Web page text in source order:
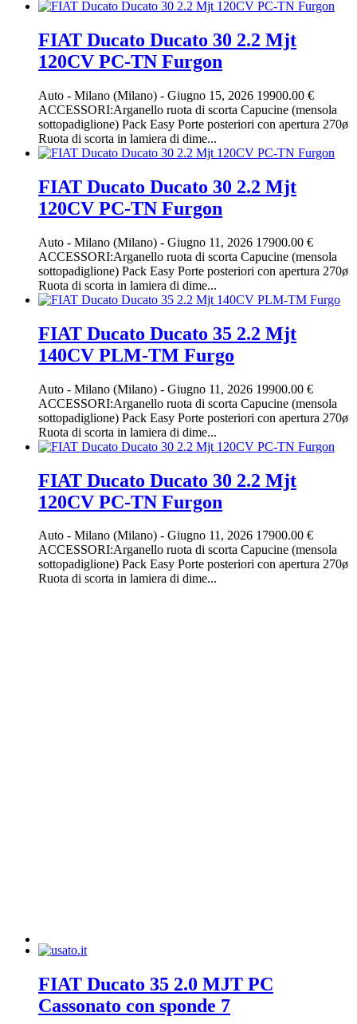
FIAT Ducato Ducato 30 2.2 Mjt
120CV PC-TN Furgon
Auto - Milano (Milano) - Giugno 15, 2026 19900.00 €
ACCESSORI:Arganello ruota di scorta Capucine (mensola
sottopadiglione) Pack Easy Porte posteriori con apertura 270ø
Ruota di scorta in lamiera di dime...
FIAT Ducato Ducato 30 2.2 Mjt
120CV PC-TN Furgon
Auto - Milano (Milano) - Giugno 11, 2026 17900.00 €
ACCESSORI:Arganello ruota di scorta Capucine (mensola
sottopadiglione) Pack Easy Porte posteriori con apertura 270ø
Ruota di scorta in lamiera di dime...
FIAT Ducato Ducato 35 2.2 Mjt
140CV PLM-TM Furgo
Auto - Milano (Milano) - Giugno 11, 2026 19900.00 €
ACCESSORI:Arganello ruota di scorta Capucine (mensola
sottopadiglione) Pack Easy Porte posteriori con apertura 270ø
Ruota di scorta in lamiera di dime...
FIAT Ducato Ducato 30 2.2 Mjt
120CV PC-TN Furgon
Auto - Milano (Milano) - Giugno 11, 2026 17900.00 €
ACCESSORI:Arganello ruota di scorta Capucine (mensola
sottopadiglione) Pack Easy Porte posteriori con apertura 270ø
Ruota di scorta in lamiera di dime...
FIAT Ducato 35 2.0 MJT PC
Cassonato con sponde 7